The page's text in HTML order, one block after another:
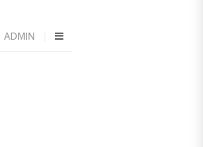
ADMIN